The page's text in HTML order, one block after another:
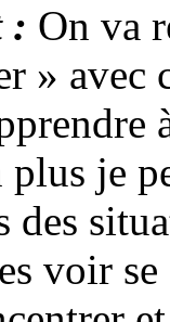
: On va
» avec
je
des
voir